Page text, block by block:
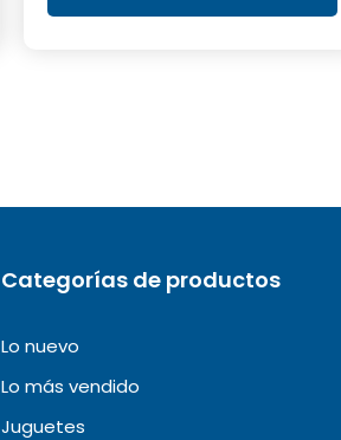
Categorías de productos
Lo nuevo
Lo más vendido
Juguetes